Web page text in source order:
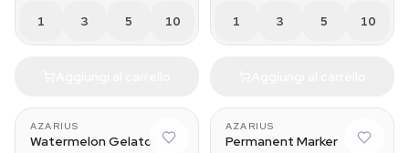
1 3 5 10 1 3 5 10
AZARIUS
Watermelon Gelato
AZARIUS
Permanent Marker